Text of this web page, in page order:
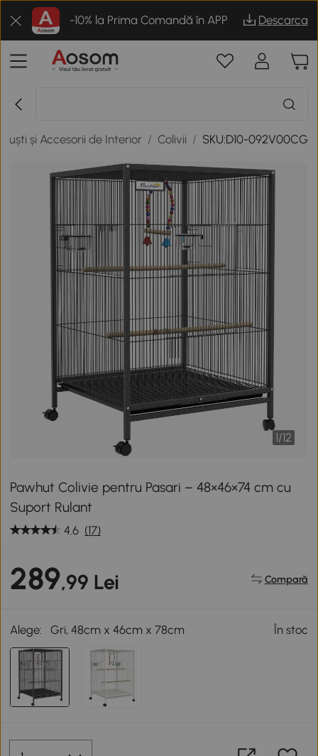
-10% la Prima Comandă în APP Descarca
Cuști și Accesorii de Interior / Colivii / SKU:D10-092V00CG
1/12
Pawhut Colivie pentru Pasari – 48×46×74 cm cu
Suport Rulant
4.6 (17)
289,99 Lei Compară
Alege: Gri, 48cm x 46cm x 78cm În stoc